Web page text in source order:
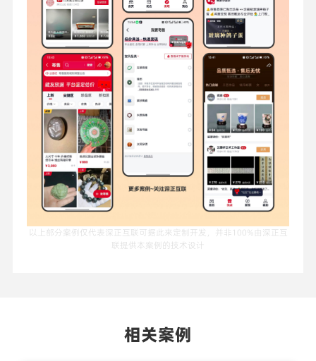
以上部分案例仅代表深正互联可据此来定制开发，并非100%由深正互
联提供本案例的技术设计
相关案例